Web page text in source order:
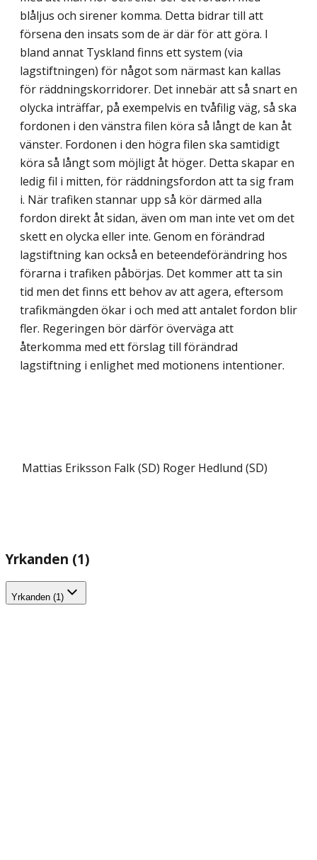
blåljus och sirener komma. Detta bidrar till att
försena den insats som de är där för att göra. I
bland annat Tyskland finns ett system (via
lagstiftningen) för något som närmast kan kallas
för räddningskorridorer. Det innebär att så snart en
olycka inträffar, på exempelvis en tvåfilig väg, så ska
fordonen i den vänstra filen köra så långt de kan åt
vänster. Fordonen i den högra filen ska samtidigt
köra så långt som möjligt åt höger. Detta skapar en
ledig fil i mitten, för räddningsfordon att ta sig fram
i. När trafiken stannar upp så kör därmed alla
fordon direkt åt sidan, även om man inte vet om det
skett en olycka eller inte. Genom en förändrad
lagstiftning kan också en beteendeförändring hos
förarna i trafiken påbörjas. Det kommer att ta sin
tid men det finns ett behov av att agera, eftersom
trafikmängden ökar i och med att antalet fordon blir
fler. Regeringen bör därför överväga att
återkomma med ett förslag till förändrad
lagstiftning i enlighet med motionens intentioner.
Mattias Eriksson Falk (SD) Roger Hedlund (SD)
Yrkanden (1)
Yrkanden (1)